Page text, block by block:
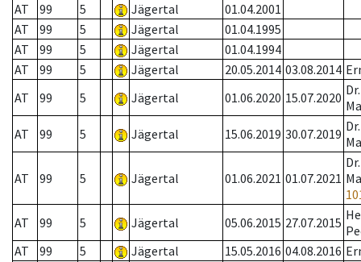
AT
99 5 Jägertal
01.04.2001
AT
99 5 Jägertal
01.04.1995
AT
99 5 Jägertal
01.04.1994
AT
99 5 Jägertal 20.05.2014 03.08.2014
AT
99 5 Jägertal 01.06.2020 15.07.2020
AT
99 5 Jägertal 15.06.2019 30.07.2019
AT 99 5 Jägertal 01.06.2021 01.07.2021
AT
99 5 Jägertal 05.06.2015 27.07.2015
AT
99 5 Jägertal 15.05.2016 04.08.2016